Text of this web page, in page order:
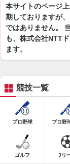
本サイトのページ
期しておりますが
ではありません。
も、株式会社NTT
ます。
競技一覧
プロ野球 プロ野
ゴルフ Jリ